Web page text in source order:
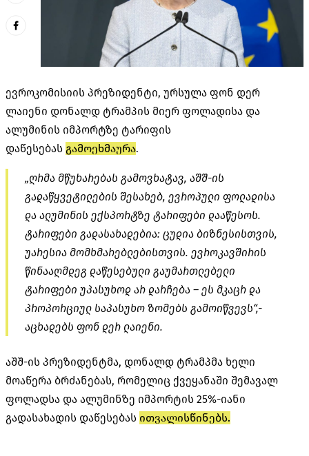
ევროკომისიის პრეზიდენტი, ურსულა ფონ დერ
ლაიენი დონალდ ტრამპის მიერ ფოლადისა და
ალუმინის იმპორტზე ტარიფის
დაწესებას გამოეხმაურა.
„ღრმა მწუხარებას გამოვხატავ, აშშ-ის
გადაწყვეტილების შესახებ, ევროპული ფოლადისა
და ალუმინის ექსპორტზე ტარიფები დააწესოს.
ტარიფები გადასახადებია: ცუდია ბიზნესისთვის,
უარესია მომხმარებლებისთვის. ევროკავშირის
წინააღმდეგ დაწესებული გაუმართლებელი
ტარიფები უპასუხოდ არ დარჩება – ეს მკაცრ და
პროპორციულ საპასუხო ზომებს გამოიწვევს“,-
აცხადებს ფონ დერ ლაიენი.
აშშ-ის პრეზიდენტმა, დონალდ ტრამპმა ხელი
მოაწერა ბრძანებას, რომელიც ქვეყანაში შემავალ
ფოლადსა და ალუმინზე იმპორტის 25%-იანი
გადასახადის დაწესებას ითვალისწინებს.